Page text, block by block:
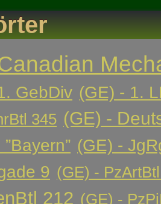
GebDiv (GE) - 1.
345 (GE) -
(GE) -
9 (GE) -
212 (GE) -